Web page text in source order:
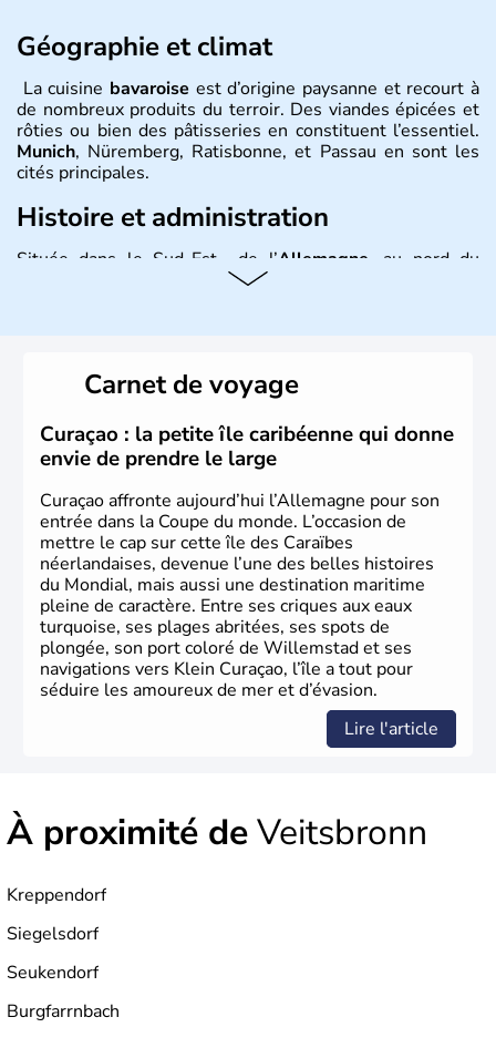
Géographie et climat
La cuisine bavaroise est d’origine paysanne et recourt à
de nombreux produits du terroir. Des viandes épicées et
rôties ou bien des pâtisseries en constituent l’essentiel.
Munich, Nüremberg, Ratisbonne, et Passau en sont les
cités principales.
Histoire et administration
Située dans le Sud-Est de l’Allemagne , au nord du
fait partie des seize
conservateur.Carnet de voyage
Curaçao : la petite île caribéenne qui donne
envie de prendre le large
Curaçao affronte aujourd’hui l’Allemagne pour son
entrée dans la Coupe du monde. L’occasion de
mettre le cap sur cette île des Caraïbes
néerlandaises, devenue l’une des belles histoires
du Mondial, mais aussi une destination maritime
pleine de caractère. Entre ses criques aux eaux
turquoise, ses plages abritées, ses spots de
plongée, son port coloré de Willemstad et ses
navigations vers Klein Curaçao, l’île a tout pour
séduire les amoureux de mer et d’évasion.
Lire l'article
À proximité deVeitsbronn
Kreppendorf
Siegelsdorf
Seukendorf
Burgfarrnbach